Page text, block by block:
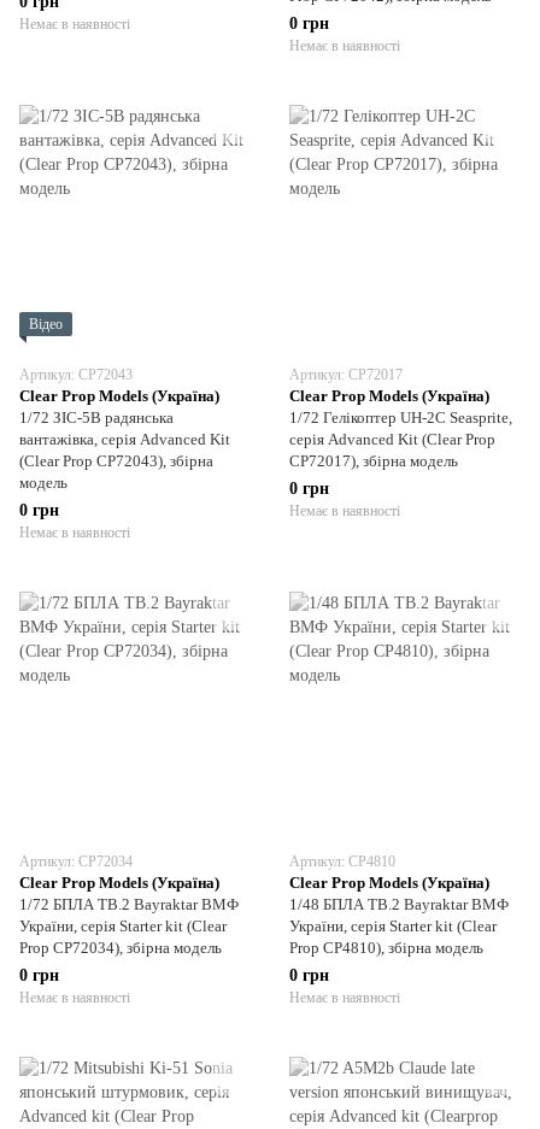
Немає в наявності
0 грн
Немає в наявності
Відео
Артикул: CP72043
Clear Prop Models (Україна)
1/72 ЗІС-5В радянська
вантажівка, серія Advanced Kit
(Clear Prop CP72043), збірна
модель
0 грн
Немає в наявності
Артикул: CP72017
Clear Prop Models (Україна)
1/72 Гелікоптер UH-2C Seasprite,
серія Advanced Kit (Clear Prop
CP72017), збірна модель
0 грн
Немає в наявності
Артикул: CP72034
Clear Prop Models (Україна)
1/72 БПЛА TB.2 Bayraktar ВМФ
України, серія Starter kit (Clear
Prop CP72034), збірна модель
0 грн
Немає в наявності
Артикул: CP4810
Clear Prop Models (Україна)
1/48 БПЛА TB.2 Bayraktar ВМФ
України, серія Starter kit (Clear
Prop CP4810), збірна модель
0 грн
Немає в наявності